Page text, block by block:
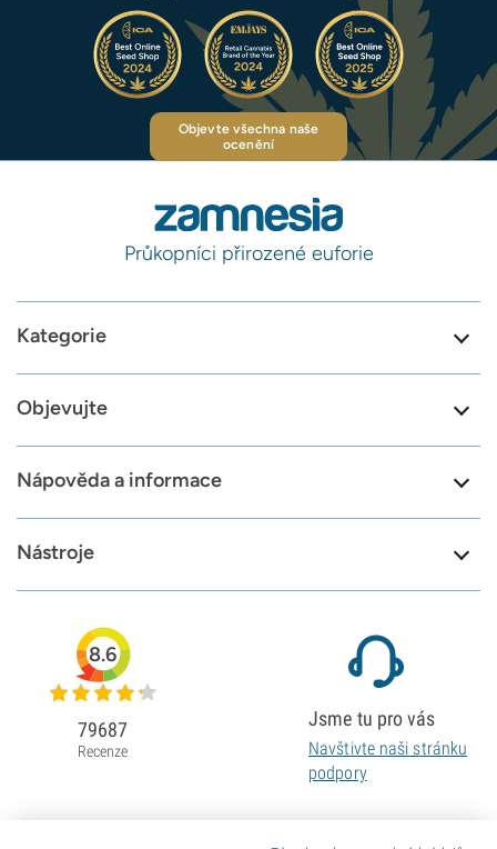
Objevte všechna naše
ocenění
Průkopníci přirozené euforie
Kategorie
Objevujte
Nápověda a informace
Nástroje
8.6
79687
Recenze
Jsme tu pro vás
Navštivte naši stránku
podpory